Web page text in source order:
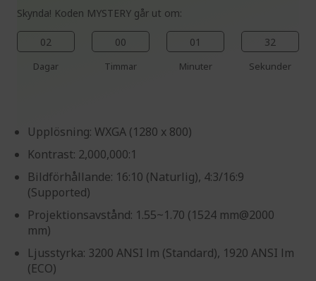
Skynda! Koden MYSTERY går ut om:
02
Dagar
00
Timmar
01
Minuter
31
Sekunder
Upplösning: WXGA (1280 x 800)
Kontrast: 2,000,000:1
Bildförhållande: 16:10 (Naturlig), 4:3/16:9
(Supported)
Projektionsavstånd: 1.55~1.70 (1524 mm@2000
mm)
Ljusstyrka: 3200 ANSI lm (Standard), 1920 ANSI lm
(ECO)